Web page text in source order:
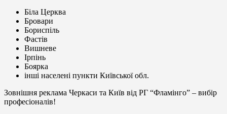
Біла Церква
Бровари
Бориспіль
Фастів
Вишневе
Ірпінь
Боярка
інші населені пункти Київської обл.
Зовнішня реклама Черкаси та Київ від РГ “Фламінго” – вибір
професіоналів!